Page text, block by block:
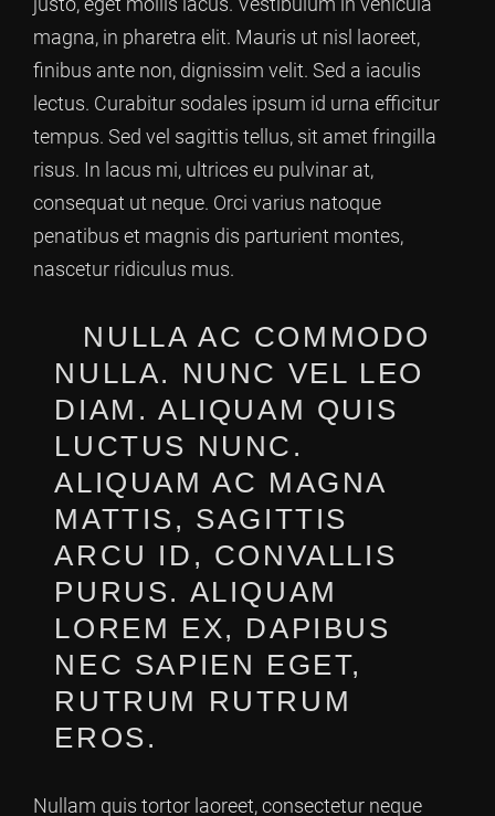
magna, in pharetra elit. Mauris ut nisl laoreet,
finibus ante non, dignissim velit. Sed a iaculis
lectus. Curabitur sodales ipsum id urna efficitur
tempus. Sed vel sagittis tellus, sit amet fringilla
risus. In lacus mi, ultrices eu pulvinar at,
consequat ut neque. Orci varius natoque
penatibus et magnis dis parturient montes,
nascetur ridiculus mus.
NULLA AC COMMODO
NULLA. NUNC VEL LEO
DIAM. ALIQUAM QUIS
LUCTUS NUNC.
ALIQUAM AC MAGNA
MATTIS, SAGITTIS
ARCU ID, CONVALLIS
PURUS. ALIQUAM
LOREM EX, DAPIBUS
NEC SAPIEN EGET,
RUTRUM RUTRUM
EROS.
Nullam quis tortor laoreet, consectetur neque